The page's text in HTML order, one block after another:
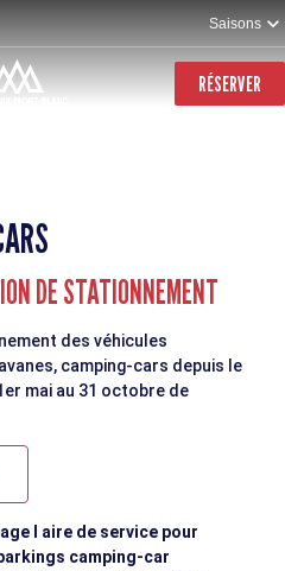
Saisons
RÉSERVER
DE STATIONNEMENT
des véhicules
camping-cars depuis le
mai au 31 octobre de
l aire de service pour
camping-car